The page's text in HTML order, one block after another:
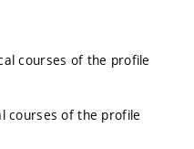
courses of the profile
courses of the profile